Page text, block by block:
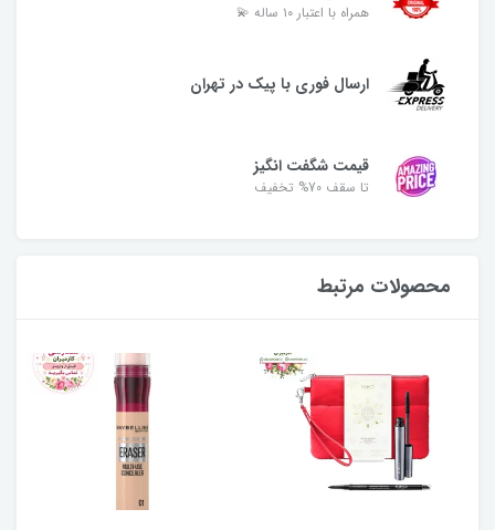
همراه با اعتبار ۱۰ ساله 💫
ارسال فوری با پیک در تهران
قیمت شگفت انگیز
تا سقف 70% تخفیف
محصولات مرتبط